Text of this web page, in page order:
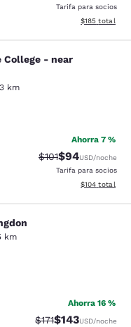
Tarifa para socios
Ver detalles
$185 total
- near
College - near
km
Excelente. 878 reseñas
Ahorra 7 %
Precio tachado:
$101Precio con
$94USD/noche
Tarifa para socios
Ver detalles
$104 total
km
Excelente. 1836 reseñas
Ahorra 16 %
Precio tachado:
$171Precio con
$143USD/noche